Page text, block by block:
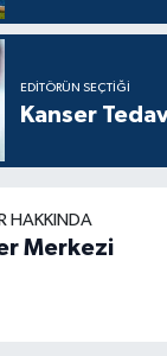
EDITÖRÜN SEÇTIĞI
Kanser
HAKKINDA
Merkezi